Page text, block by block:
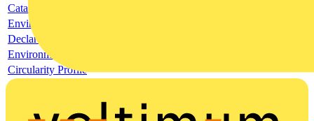
Catalogue
Environmental compliance declaration
Declaration of conformity
Environmental disclosure
Circularity Profile